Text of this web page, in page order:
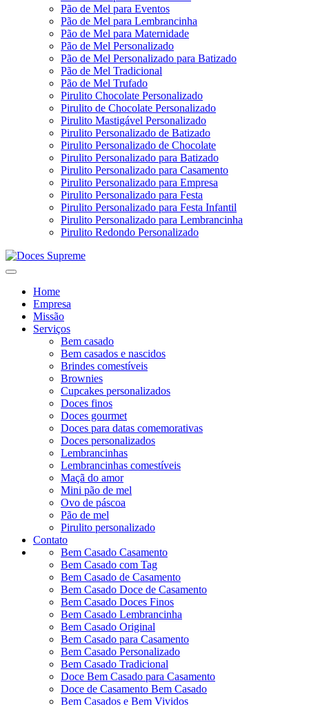
Pão de Mel para Eventos
Pão de Mel para Lembrancinha
Pão de Mel para Maternidade
Pão de Mel Personalizado
Pão de Mel Personalizado para Batizado
Pão de Mel Tradicional
Pão de Mel Trufado
Pirulito Chocolate Personalizado
Pirulito de Chocolate Personalizado
Pirulito Mastigável Personalizado
Pirulito Personalizado de Batizado
Pirulito Personalizado de Chocolate
Pirulito Personalizado para Batizado
Pirulito Personalizado para Casamento
Pirulito Personalizado para Empresa
Pirulito Personalizado para Festa
Pirulito Personalizado para Festa Infantil
Pirulito Personalizado para Lembrancinha
Pirulito Redondo Personalizado
Home
Empresa
Missão
Serviços
Bem casado
Bem casados e nascidos
Brindes comestíveis
Brownies
Cupcakes personalizados
Doces finos
Doces gourmet
Doces para datas comemorativas
Doces personalizados
Lembrancinhas
Lembrancinhas comestíveis
Maçã do amor
Mini pão de mel
Ovo de páscoa
Pão de mel
Pirulito personalizado
Contato
Bem Casado Casamento
Bem Casado com Tag
Bem Casado de Casamento
Bem Casado Doce de Casamento
Bem Casado Doces Finos
Bem Casado Lembrancinha
Bem Casado Original
Bem Casado para Casamento
Bem Casado Personalizado
Bem Casado Tradicional
Doce Bem Casado para Casamento
Doce de Casamento Bem Casado
Bem Casados e Bem Vividos